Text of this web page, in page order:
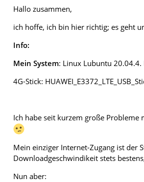
Hallo zusammen,
ich hoffe, ich bin hier richtig; es geht
Info:
Mein System: Linux Lubuntu 20.04.4.
4G-Stick:
Ich habe seit kurzem große
Mein einziger Internet-Zugang ist der
Downloadgeschwindikeit stets
Nun aber: